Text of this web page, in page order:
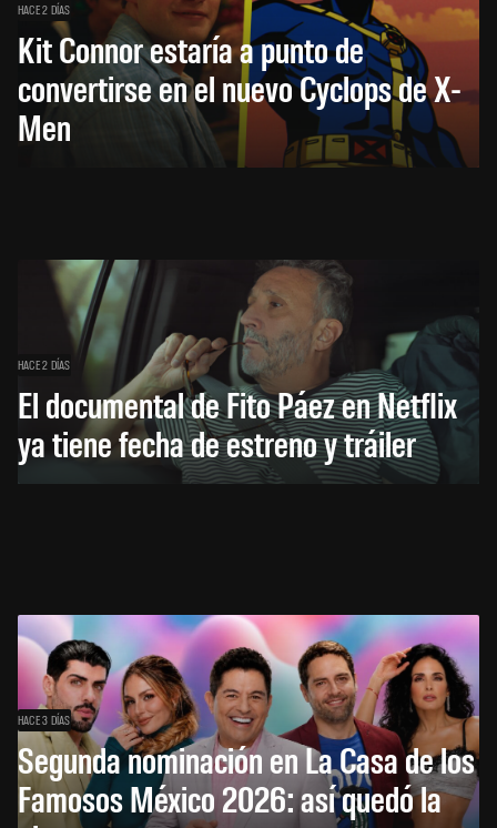
HACE 2 DÍAS
Kit Connor estaría a punto de
convertirse en el nuevo Cyclops de X-
Men
HACE 2 DÍAS
El documental de Fito Páez en Netflix
ya tiene fecha de estreno y tráiler
HACE 3 DÍAS
Segunda nominación en La Casa de los
Famosos México 2026: así quedó la